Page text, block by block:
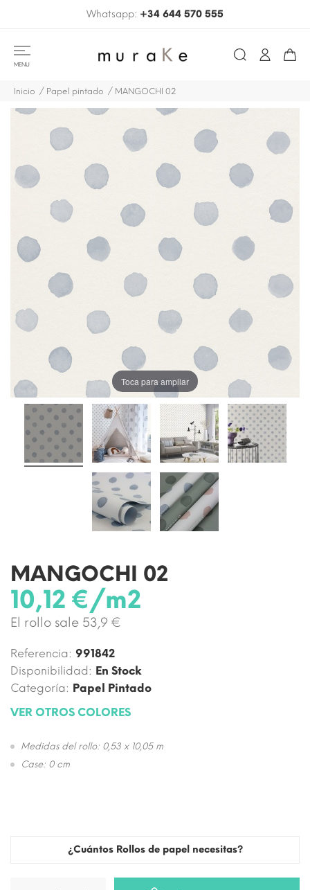
Whatsapp: +34 644 570 555
MENU
Inicio Papel pintado MANGOCHI 02
Toca para ampliar
MANGOCHI 02
10,12 €/m2
El rollo sale 53,9 €
Referencia: 991842
Disponibilidad: En Stock
Categoría: Papel Pintado
VER OTROS COLORES
Medidas del rollo: 0,53 x 10,05 m
Case: 0 cm
¿Cuántos Rollos de papel necesitas?